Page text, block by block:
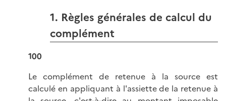
1. Règles générales de calcul du
complément
100
Le complément de retenue à la source est
calculé en appliquant à l'assiette de la retenue à